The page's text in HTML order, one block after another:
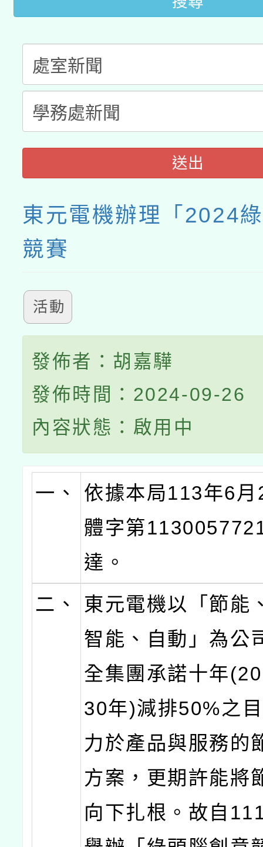
開 智慧啟航」
送出
東元電機辦理「2024
競賽
活動
發佈者：胡嘉驊
發佈時間：2024-09-26
內容狀態：啟用中
一、
依據本局113年6
體字第
達。
二、
東元電機以「節能
智能、自動」為公
全集團承諾十年
30年)減排50%之
力於產品與服務的
方案，更期許能將
向下扎根。故自